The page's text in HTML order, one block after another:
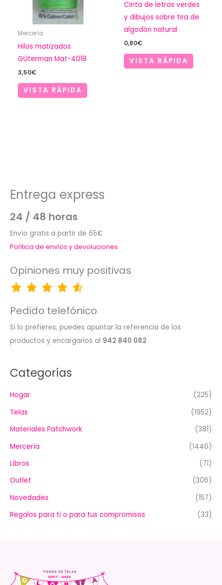
Mercería
Hilos matizados
GÜterman Mat-4018
3,50€
VISTA RÁPIDA
Cinta de letras verdes
y dibujos sobre tira de
algodón natural
0,80€
VISTA RÁPIDA
Entrega express
24 / 48 horas
Envío gratis a partir de 65€
Política de envíos y devoluciones
Opiniones muy positivas
Pedido telefónico
Si lo prefieres, puedes apuntar la referencia de los
productos y encargarlos al 942 840 082
Categorías
Hogar
(225)
Telas
(1952)
Materiales Patchwork
(381)
Mercería
(1446)
Libros
(71)
Outlet
(306)
Novedades
(157)
Regalos para ti o para tus compromisos
(33)